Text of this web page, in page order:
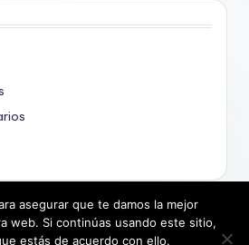
asegurar que te damos la mejor
web. Si continúas usando este sitio,
estás de acuerdo con ello.